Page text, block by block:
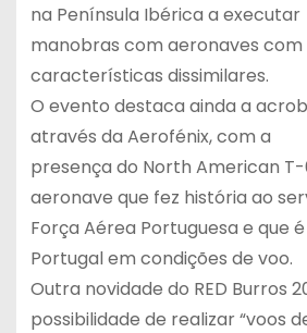
na Península Ibérica a executar
manobras com aeronaves
características dissimilares.
O evento destaca ainda a
através da Aerofénix, com a
presença do North American T-
aeronave que fez história ao
Força Aérea Portuguesa e que
Portugal em condições de voo.
Outra novidade do RED Burros
possibilidade de realizar “voos